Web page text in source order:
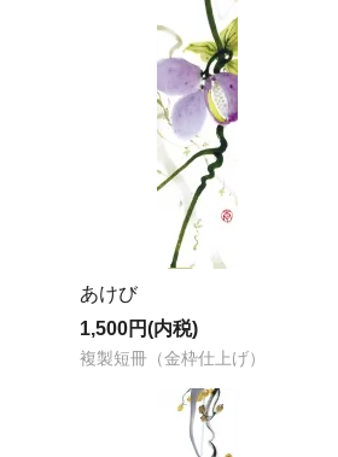
あけび
1,500円(内税)
複製短冊（金枠仕上げ）